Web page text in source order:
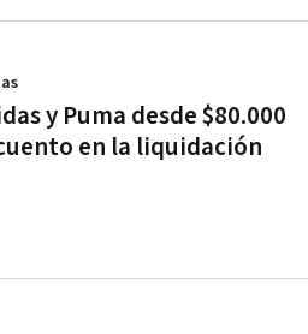
y Puma desde $80.000
en la liquidación